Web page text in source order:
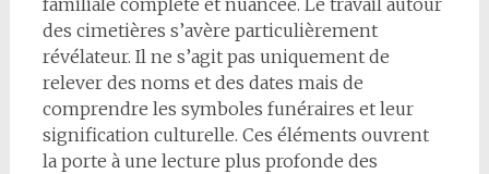
des cimetières s’avère particulièrement
révélateur. Il ne s’agit pas uniquement de
relever des noms et des dates mais de
comprendre les symboles funéraires et leur
signification culturelle. Ces éléments ouvrent
la porte à une lecture plus profonde des